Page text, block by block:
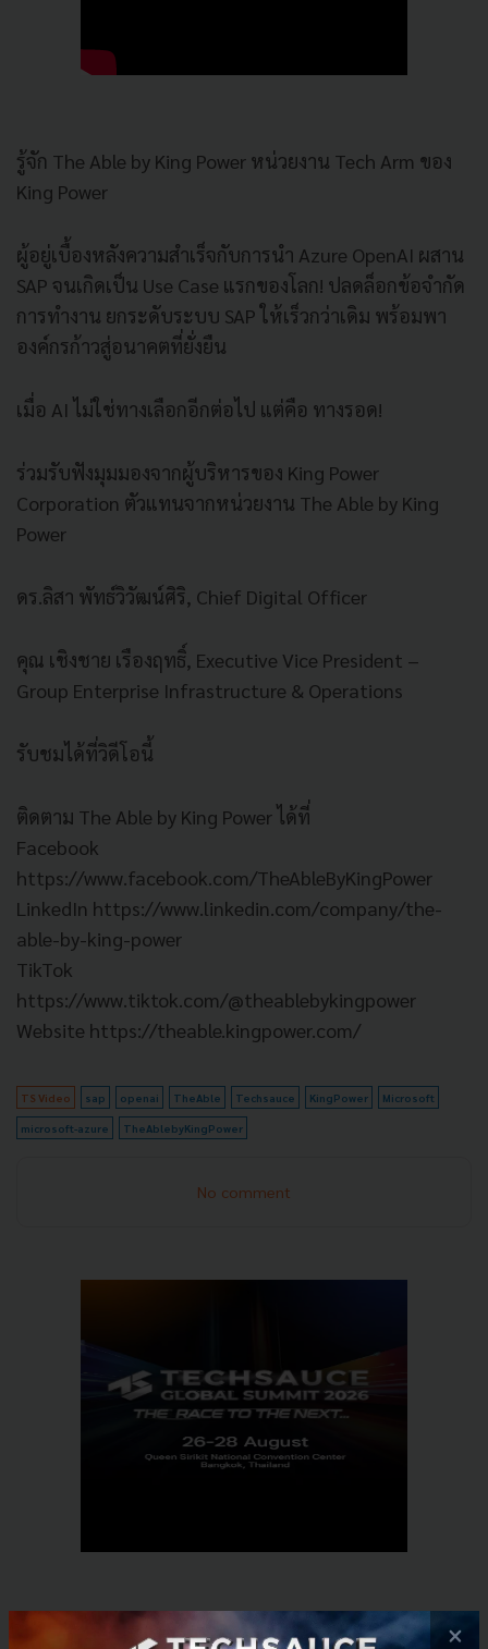
รู้จัก The Able by King Power หน่วยงาน Tech Arm ของ
King Power
ผู้อยู่เบื้องหลังความสำเร็จกับการนำ Azure OpenAI ผสาน
SAP จนเกิดเป็น Use Case แรกของโลก! ปลดล็อกข้อจำกัด
การทำงาน ยกระดับระบบ SAP ให้เร็วกว่าเดิม พร้อมพา
องค์กรก้าวสู่อนาคตที่ยั่งยืน
เมื่อ AI ไม่ใช่ทางเลือกอีกต่อไป แต่คือ ทางรอด!
ร่วมรับฟังมุมมองจากผู้บริหารของ King Power
Corporation ตัวแทนจากหน่วยงาน The Able by King
Power
ดร.ลิสา พัทธ์วิวัฒน์ศิริ, Chief Digital Officer
คุณ เชิงชาย เรืองฤทธิ์, Executive Vice President –
Group Enterprise Infrastructure & Operations
รับชมได้ที่วิดีโอนี้
ติดตาม The Able by King Power ได้ที่
Facebook
https://www.facebook.com/TheAbleByKingPower
LinkedIn https://www.linkedin.com/company/the-
able-by-king-power
TikTok
https://www.tiktok.com/@theablebykingpower
Website https://theable.kingpower.com/
TS Video sap openai TheAble Techsauce KingPower Microsoft
microsoft-azure TheAblebyKingPower
No comment
RELATED ARTICLE ×